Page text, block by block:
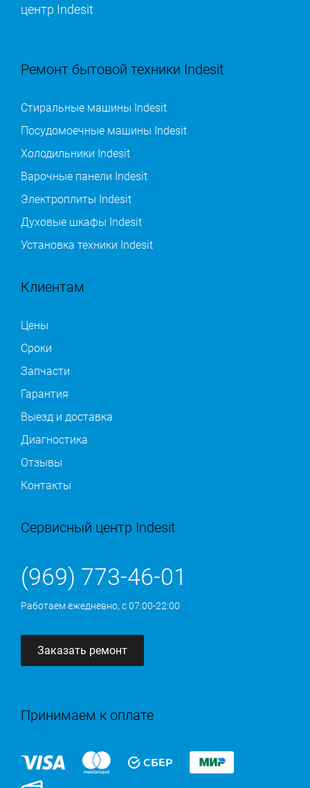
центр Indesit
Ремонт бытовой техники Indesit
Стиральные машины Indesit
Посудомоечные машины Indesit
Холодильники Indesit
Варочные панели Indesit
Электроплиты Indesit
Духовые шкафы Indesit
Установка техники Indesit
Клиентам
Цены
Сроки
Запчасти
Гарантия
Выезд и доставка
Диагностика
Отзывы
Контакты
Сервисный центр Indesit
(969) 773-46-01
Работаем ежедневно, с 07:00-22:00
Заказать ремонт
Принимаем к оплате